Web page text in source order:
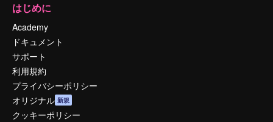
はじめに
Academy
ドキュメント
サポート
利用規約
プライバシーポリシー
オリジナル 新規
クッキーポリシー